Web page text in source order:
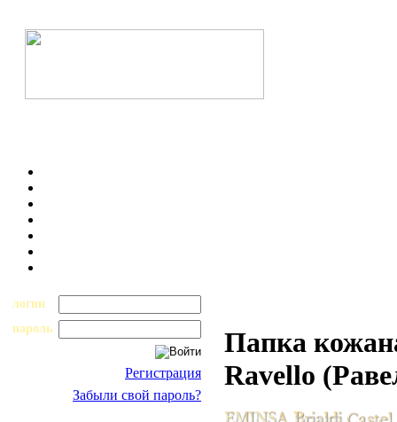
логин
пароль
Регистрация
Забыли свой пароль?
Папка
Ravello